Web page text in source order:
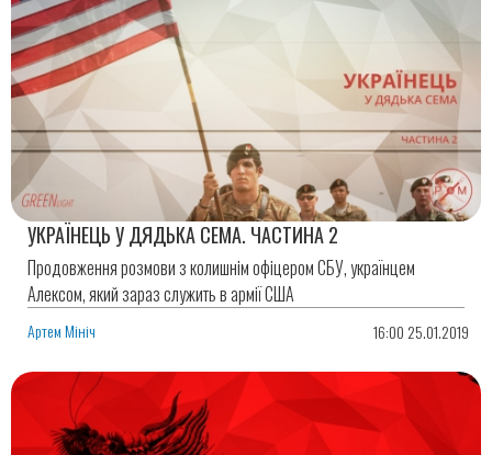
УКРАЇНЕЦЬ У ДЯДЬКА СЕМА. ЧАСТИНА 2
Продовження розмови з колишнім офіцером СБУ, українцем
Алексом, який зараз служить в армії США
Артем Мініч 16:00 25.01.2019